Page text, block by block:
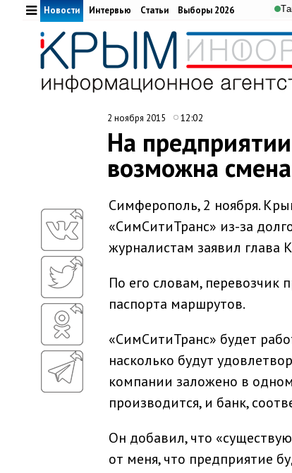
Новости Интервью Статьи Выборы 2026
2 ноября 2015 12:02
На
возможна
Симферополь, 2 ноября.
«СимСитиТранс» из-за
журналистам заявил глава
По его словам, перевозчик
паспорта маршрутов.
«СимСитиТранс» будет
насколько будут
компании заложено в
производится, и банк,
Он добавил, что
от меня, что предприятие